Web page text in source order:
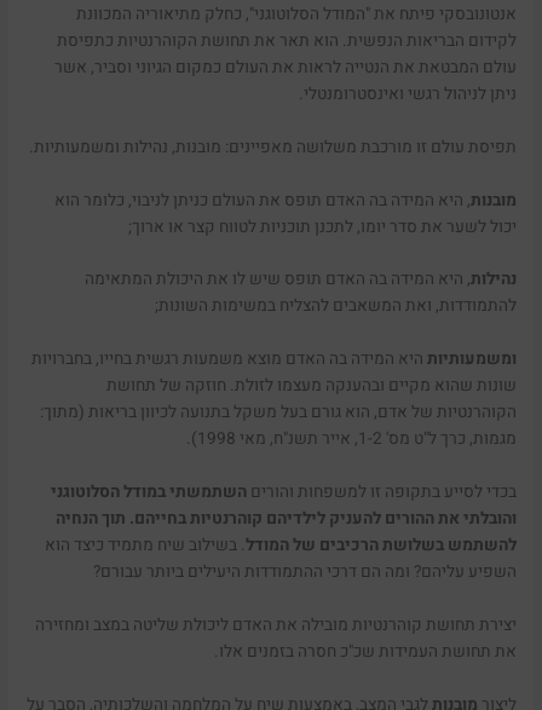
אנטונובסקי פיתח את "המודל הסלוטוגני", כחלק מתיאוריה המכוונת
לקידום הבריאות הנפשית. הוא תאר את תחושת הקוהרנטיות כתפיסת
עולם המבטאת את הנטייה לראות את העולם כמקום הגיוני וסביר, אשר
ניתן לניהול רגשי ואינסטרומנטלי.
תפיסת עולם זו מורכבת משלושה מאפיינים: מובנות, נהילות ומשמעותיות.
מובנות, היא המידה בה האדם תופס את העולם כניתן לניבוי, כלומר הוא
יכול לשער את סדר יומו, לתכנן תוכניות לטווח קצר או ארוך;
נהילות, היא המידה בה האדם תופס שיש לו את היכולת המתאימה
להתמודדות, ואת המשאבים להצליח במשימות השונות;
ומשמעותיות היא המידה בה האדם מוצא משמעות רגשית בחייו, בחברויות
שונות שהוא מקיים ובהענקה מעצמו לזולת. חוזקה של תחושת
הקוהרנטיות של אדם, הוא גורם בעל משקל בתנועה לכיוון בריאות (מתוך:
מגמות, כרך ל"ט מס' 1-2, אייר תשנ"ח, מאי 1998).
בכדי לסייע בתקופה זו למשפחות והורים השתמשתי במודל הסלוטוגני
והובלתי את ההורים להעניק לילדיהם קוהרנטיות בחייהם. תוך הנחיה
להשתמש בשלושת הרכיבים של המודל. בשילוב שיח מתמיד כיצד הוא
השפיע עליהם? ומה הם דרכי ההתמודדות היעילים ביותר עבורם?
יצירת תחושת קוהרנטיות מובילה את האדם ליכולת שליטה במצב ומחזירה
את תחושת העמידות שכ"כ חסרה בזמנים אלו.
ליצור מובנות לגבי המצב, באמצעות שיח על המלחמה והשלכותיה, הסבר על